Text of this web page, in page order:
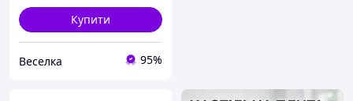
Купити
Веселка 95%